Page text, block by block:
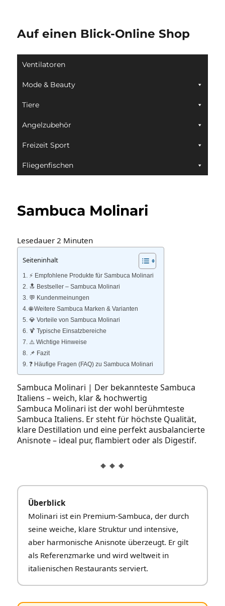
Auf einen Blick-Online Shop
Ventilatoren
Mode & Beauty
Tiere
Angelzubehör
Freizeit Sport
Fliegenfischen
Sambuca Molinari
Lesedauer 2 Minuten
Seiteninhalt
⚡️ Empfohlene Produkte für Sambuca Molinari
🔝 Bestseller – Sambuca Molinari
💬 Kundenmeinungen
🌐 Weitere Sambuca Marken & Varianten
💎 Vorteile von Sambuca Molinari
🍹 Typische Einsatzbereiche
⚠️ Wichtige Hinweise
📌 Fazit
❓ Häufige Fragen (FAQ) zu Sambuca Molinari
Sambuca Molinari | Der bekannteste Sambuca
Italiens – weich, klar & hochwertig
Sambuca Molinari ist der wohl berühmteste
Sambuca Italiens. Er steht für höchste Qualität,
klare Destillation und eine perfekt ausbalancierte
Anisnote – ideal pur, flambiert oder als Digestif.
🔸🔸🔸
Überblick
Molinari ist ein Premium‑Sambuca, der durch
seine weiche, klare Struktur und intensive,
aber harmonische Anisnote überzeugt. Er gilt
als Referenzmarke und wird weltweit in
italienischen Restaurants serviert.